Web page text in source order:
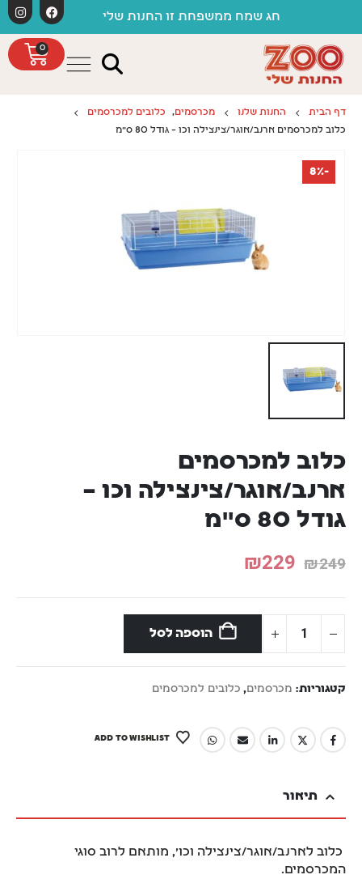
חג שמח ממשפחת זו החנות שלי
0
דף הבית החנות שלנו מכרסמים,
כלובים למכרסמים
כלוב למכרסמים ארנב/אוגר/צינצילה וכו – גודל 80 ס"מ
-8%
כלוב למכרסמים
ארנב/אוגר/צינצילה וכו –
גודל 80 ס"מ
₪249
₪229
הוספה לסל
קטגוריות: מכרסמים, כלובים למכרסמים
ADD TO WISHLIST
תיאור
כלוב לארנב/אוגר/צינצילה וכו', מותאם לרוב סוגי
המכרסמים.